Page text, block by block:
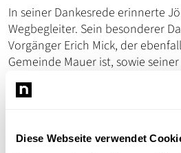
Diese Webseite verwendet
In seiner Dankesrede erinnerte
Wegbegleiter. Sein besonderer
Vorgänger Erich Mick, der
Gemeinde Mauer ist, sowie
beiden Töchtern, die ihm stets
Worte, die einmal mehr zeigten,